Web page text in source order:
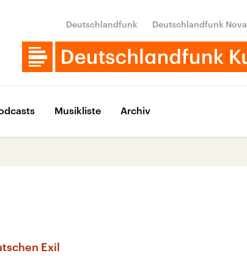
Deutschlandfunk Deutschlandfunk Nova
Musikliste Archiv
Exil